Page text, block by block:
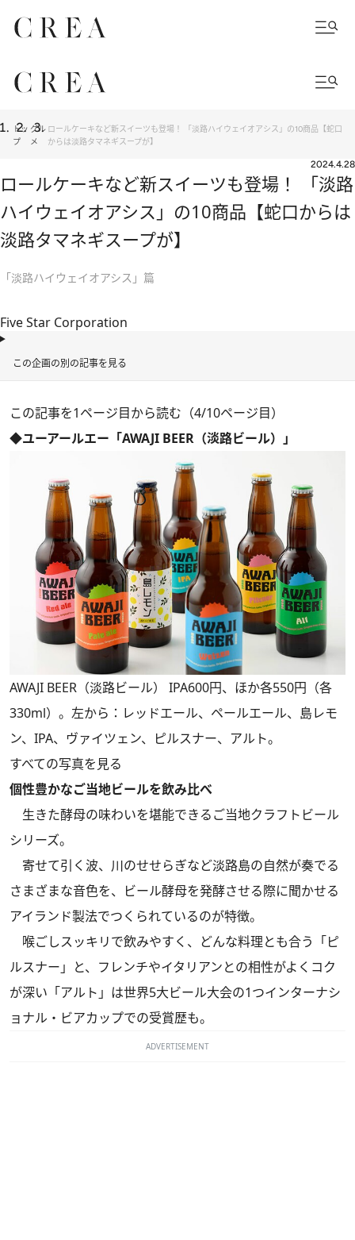
トッ
プ
グル
メ
ロールケーキなど新スイーツも登場！ 「淡路ハイウェイオアシス」の10商品【蛇口
からは淡路タマネギスープが】
2024.4.28
ロールケーキなど新スイーツも登場！ 「淡路
ハイウェイオアシス」の10商品【蛇口からは
淡路タマネギスープが】
「淡路ハイウェイオアシス」篇
Five Star Corporation
この企画の別の記事を見る
この記事を1ページ目から読む（4/10ページ目）
◆ユーアールエー「AWAJI BEER（淡路ビール）」
AWAJI BEER（淡路ビール） IPA600円、ほか各550円（各
330ml）。左から：レッドエール、ペールエール、島レモ
ン、IPA、ヴァイツェン、ピルスナー、アルト。
すべての写真を見る
個性豊かなご当地ビールを飲み比べ
生きた酵母の味わいを堪能できるご当地クラフトビール
シリーズ。
寄せて引く波、川のせせらぎなど淡路島の自然が奏でる
さまざまな音色を、ビール酵母を発酵させる際に聞かせる
アイランド製法でつくられているのが特徴。
喉ごしスッキリで飲みやすく、どんな料理とも合う「ピ
ルスナー」と、フレンチやイタリアンとの相性がよくコク
が深い「アルト」は世界5大ビール大会の1つインターナシ
ョナル・ビアカップでの受賞歴も。
ADVERTISEMENT